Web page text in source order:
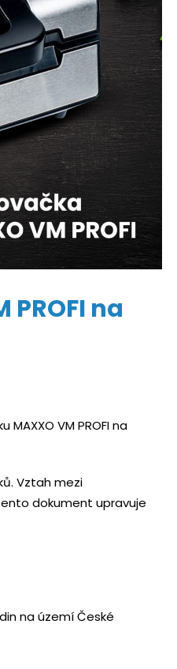
na
MAXXO VMPROFI na
Vztah mezi
dokument upravuje
na území České